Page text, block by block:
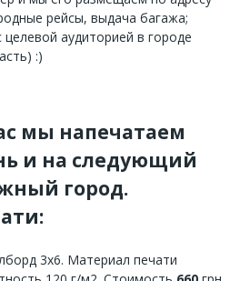
рейсы, выдача багажа;
аудиторией в городе
:)
мы напечатаем
и на следующий
город.
3х6. Материал печати